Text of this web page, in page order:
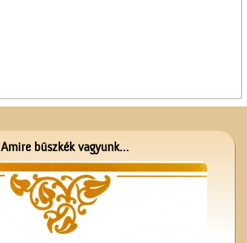
Kezdődik az iskola!
Amire büszkék vagyunk...